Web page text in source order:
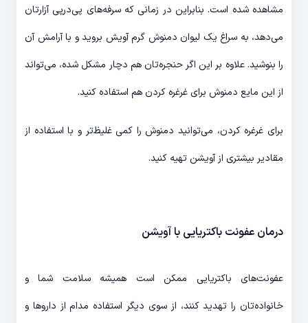
مشاهده شده است. بنابراین در زمانی که سرفه‌های پی‌درپی آزارتان
می‌دهد، به سراغ یک لیوان دمنوش گرم آویش بروید و با آرامش آن
را بنوشید. علاوه بر این اگر حنجره‌تان هم دچار مشکل شده، می‌تواند
از این مایع دمنوش برای غرغره کردن هم استفاده کنید.
برای غرغره کردن، می‌توانید دمنوش را کمی غلیظ‌تر و با استفاده از
مقادیر بیشتری از آویشن تهیه کنید.
درمان عفونت باکتریایی با آویشن
عفونت‌های باکتریایی ممکن است همیشه سلامت شما و
خانواده‌تان را تهدید کنند، از سوی دیگر استفاده مدام از داروها و